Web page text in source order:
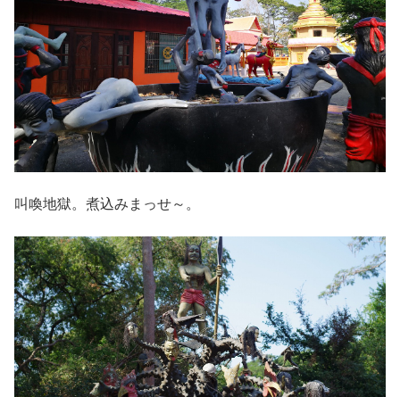
叫喚地獄。煮込みまっせ～。